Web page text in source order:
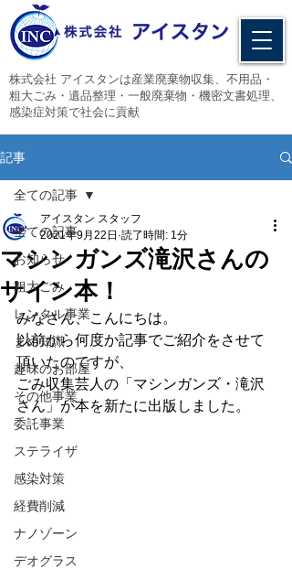
​株式会社 アイスタンは産業廃棄物収集、不用品・
粗大ごみ・遺品整理・一般廃棄物・機密文書処理、
感染症対策で社会に貢献
記事
全ての記事
お知らせ
粗大ごみ
レンタル事業
まめ知識
趣味のお部屋
その他事業
委託事業
ステライザ
感染対策
経費削減
ナノゾーン
デオグラス
全ての記事
マシンガンズ滝沢さんの
サイン本！
アイスタン スタッフ
2021年9月22日 読了時間: 1分
みなさん、こんにちは。
以前から何度か記事でご紹介をさせて
頂いたのですが、
ごみ収集芸人の「マシンガンズ・滝沢
さん」が本を新たに出版しました。